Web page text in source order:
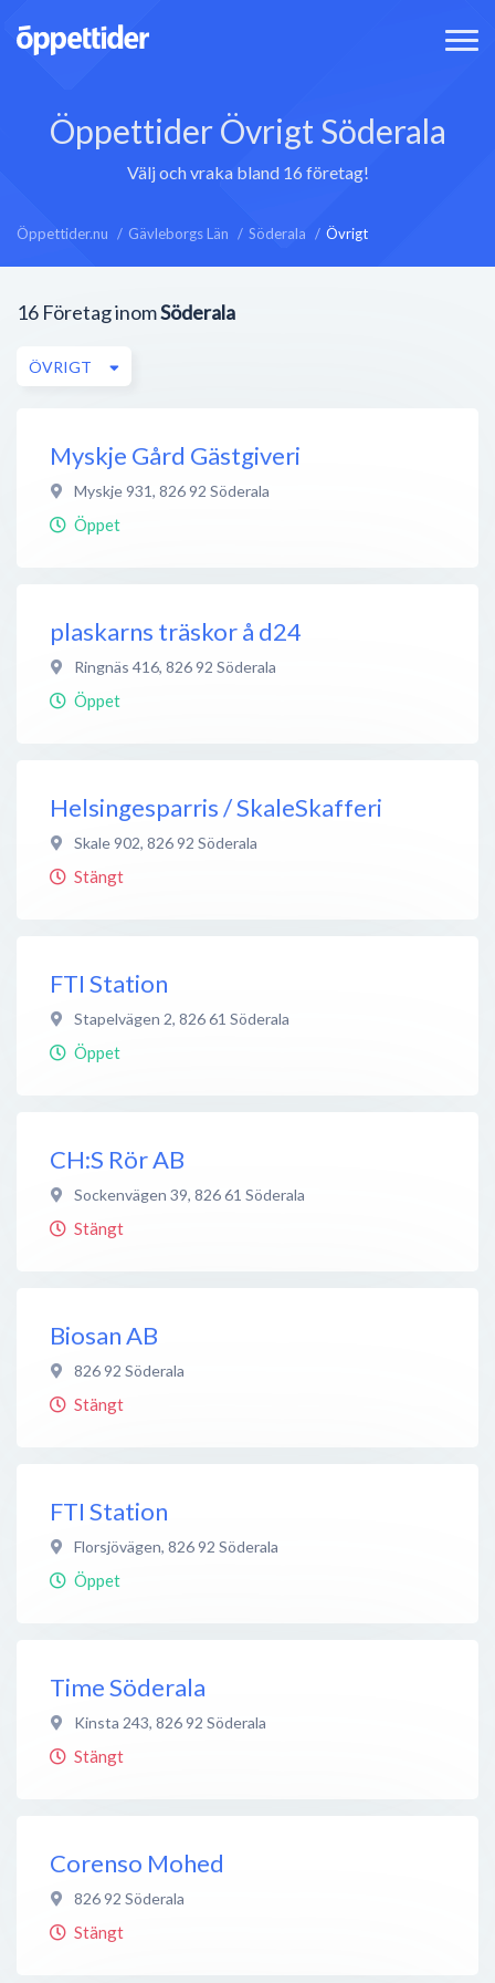
Öppettider Övrigt Söderala
Välj och vraka bland 16 företag!
Öppettider.nu Gävleborgs Län Söderala Övrigt
16 Företag inomSöderala
ÖVRIGT
Myskje Gård Gästgiveri
Myskje 931, 826 92 Söderala
Öppet
plaskarns träskor å d24
Ringnäs 416, 826 92 Söderala
Öppet
Helsingesparris / SkaleSkafferi
Skale 902, 826 92 Söderala
Stängt
FTI Station
Stapelvägen 2, 826 61 Söderala
Öppet
CH:S Rör AB
Sockenvägen 39, 826 61 Söderala
Stängt
Biosan AB
826 92 Söderala
Stängt
FTI Station
Florsjövägen, 826 92 Söderala
Öppet
Time Söderala
Kinsta 243, 826 92 Söderala
Stängt
Corenso Mohed
826 92 Söderala
Stängt